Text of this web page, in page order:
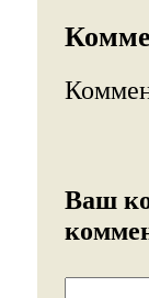
Ваш